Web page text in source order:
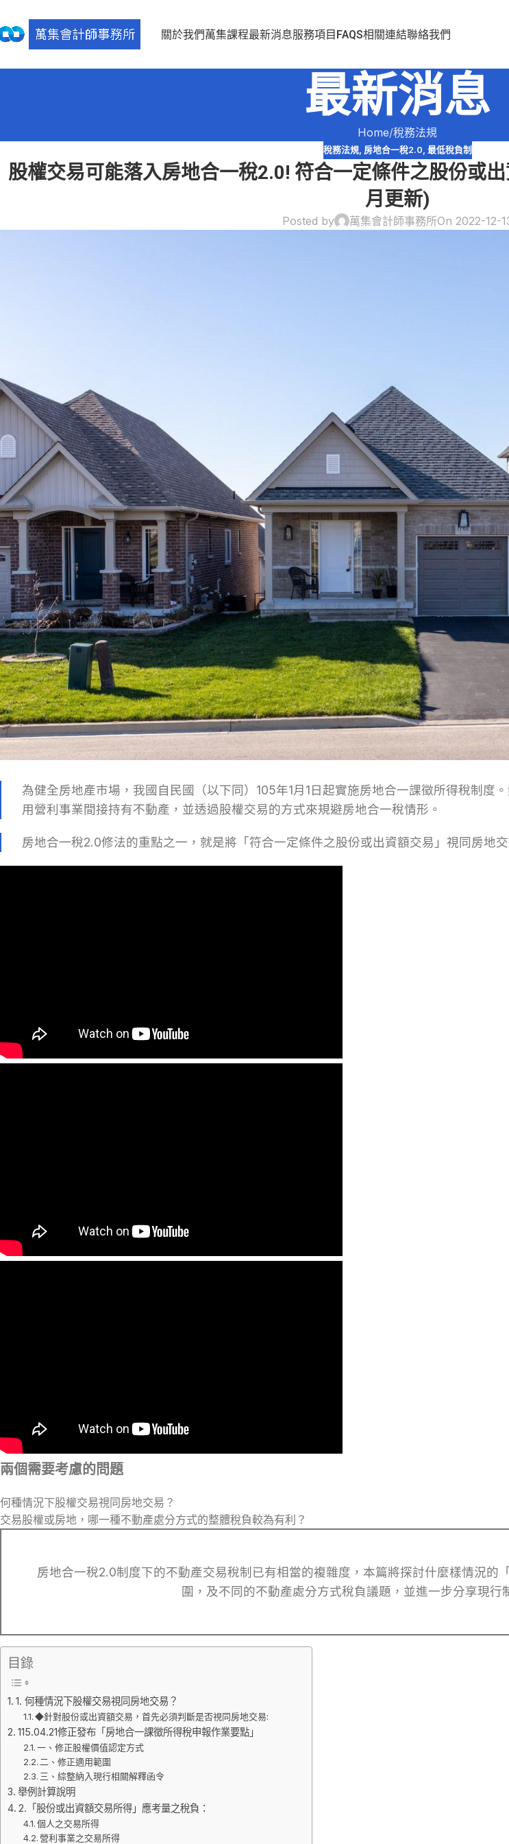
關於我們萬集課程最新消息服務項目 FAQS相關連結聯絡我們
最新消息
Home 稅務法規
稅務法規, 房地合一稅2.0, 最低稅負制
股權交易可能落入房地合一稅2.0! 符合一定條件之股份或
月更新)
Posted by 萬集會計師事務所On 2022-12-
為健全房地產市場，我國自民國（以下同）105年1月1日起實施房地合一課徵所得稅制度
用營利事業間接持有不動產，並透過股權交易的方式來規避房地合一稅情形。
房地合一稅2.0修法的重點之一，就是將「符合一定條件之股份或出資額交易」視同房地
兩個需要考慮的問題
何種情況下股權交易視同房地交易？
交易股權或房地，哪一種不動產處分方式的整體稅負較為有利？
房地合一稅2.0制度下的不動產交易稅制已有相當的複雜度，本篇將探討什麼樣情況的
圍，及不同的不動產處分方式稅負議題，並進一步分享現行
目錄
1. 何種情況下股權交易視同房地交易？
◆針對股份或出資額交易，首先必須判斷是否視同房地交易:
115.04.21修正發布「房地合一課徵所得稅申報作業要點」
一、修正股權價值認定方式
二、修正適用範圍
三、綜整納入現行相關解釋函令
舉例計算說明
2.「股份或出資額交易所得」應考量之稅負：
個人之交易所得
營利事業之交易所得